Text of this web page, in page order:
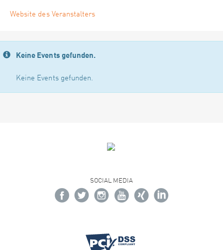
Website des Veranstalters
Keine Events gefunden.
Keine Events gefunden.
SOCIAL MEDIA